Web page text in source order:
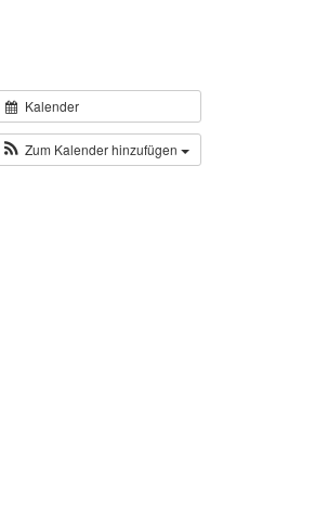
Kalender
Zum Kalender hinzufügen